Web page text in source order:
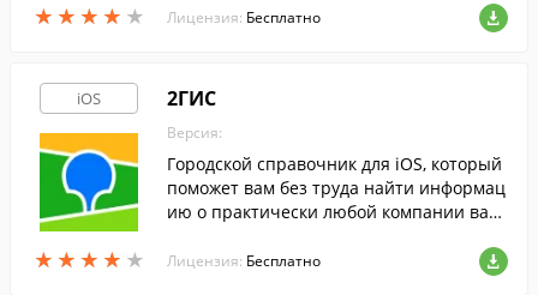
★ ★ ★ ★ ★
★ ★ ★ ★ ★
й программы.
Лицензия: Бесплатно
iOS
★ ★ ★ ★ ★
★ ★ ★ ★ ★
2ГИС
Версия:
Городской справочник для iOS, который
поможет вам без труда найти информац
ию о практически любой компании ваш
ехмерной карте.
Лицензия: Бесплатно